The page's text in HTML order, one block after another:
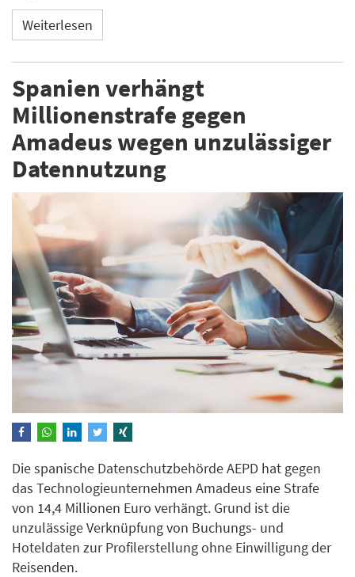
Weiterlesen
Spanien verhängt
Millionenstrafe gegen
Amadeus wegen unzulässiger
Datennutzung
Die spanische Datenschutzbehörde AEPD hat gegen
das Technologieunternehmen Amadeus eine Strafe
von 14,4 Millionen Euro verhängt. Grund ist die
unzulässige Verknüpfung von Buchungs- und
Hoteldaten zur Profilerstellung ohne Einwilligung der
Reisenden.